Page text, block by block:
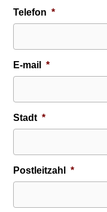
Telefon *
E-mail *
Stadt *
Postleitzahl *